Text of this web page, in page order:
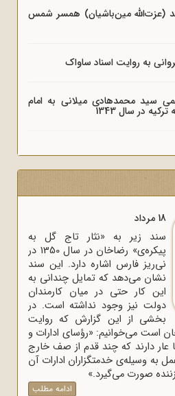
(عزت‌الله مین‌باشیان) همسر شمس
به روایت اسناد ساواک
سید محمدهادی میلانی به امام
در سال 1343
18 مرداد
سند زیر به «نثار تاج گل به
پیکره‌ی» رضاخان در سال 1350 در
نی‌ریز فارس اشاره دارد. این سند
نشان می‌دهد که تمایل چندانی به
این کار حتی در میان کارمندان
دولت نیز وجود نداشته است. در
بخشی از این گزارش که روایت
است می‌خوانیم: «رؤسای ادارات و
عار دارند که چند قدم از صف خارج
به وسیله‌ی خدمتگزاران ادارات آن
صورت می‌گیرد.»
ادامه مطلب